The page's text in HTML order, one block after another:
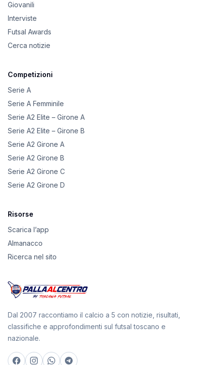
Giovanili
Interviste
Futsal Awards
Cerca notizie
Competizioni
Serie A
Serie A Femminile
Serie A2 Elite – Girone A
Serie A2 Elite – Girone B
Serie A2 Girone A
Serie A2 Girone B
Serie A2 Girone C
Serie A2 Girone D
Risorse
Scarica l’app
Almanacco
Ricerca nel sito
Dal 2007 raccontiamo il calcio a 5 con notizie, risultati,
classifiche e approfondimenti sul futsal toscano e
nazionale.